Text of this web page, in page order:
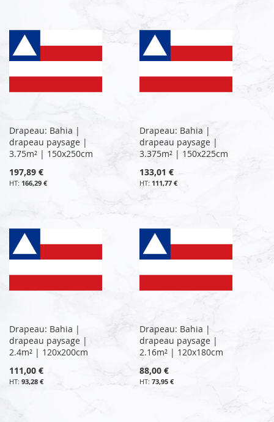
Drapeau: Bahia |
drapeau paysage |
3.75m² | 150x250cm
197,89 €
166,29 €
Drapeau: Bahia |
drapeau paysage |
3.375m² | 150x225cm
133,01 €
111,77 €
Drapeau: Bahia |
drapeau paysage |
2.4m² | 120x200cm
111,00 €
93,28 €
Drapeau: Bahia |
drapeau paysage |
2.16m² | 120x180cm
88,00 €
73,95 €